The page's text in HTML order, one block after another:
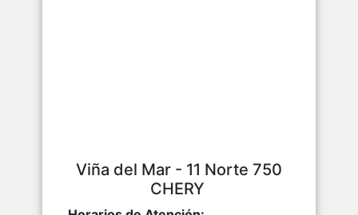
Viña del Mar - 11 Norte 750
CHERY